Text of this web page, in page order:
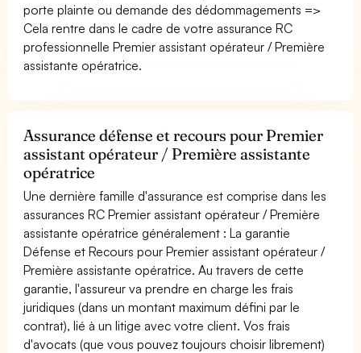
porte plainte ou demande des dédommagements =>
Cela rentre dans le cadre de votre assurance RC
professionnelle Premier assistant opérateur / Première
assistante opératrice.
Assurance défense et recours pour Premier
assistant opérateur / Première assistante
opératrice
Une dernière famille d'assurance est comprise dans les
assurances RC Premier assistant opérateur / Première
assistante opératrice généralement : La garantie
Défense et Recours pour Premier assistant opérateur /
Première assistante opératrice. Au travers de cette
garantie, l'assureur va prendre en charge les frais
juridiques (dans un montant maximum défini par le
contrat), lié à un litige avec votre client. Vos frais
d'avocats (que vous pouvez toujours choisir librement)